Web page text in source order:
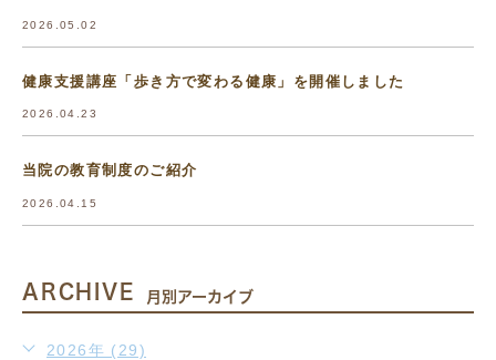
2026.05.02
健康支援講座「歩き方で変わる健康」を開催しました
2026.04.23
当院の教育制度のご紹介
2026.04.15
ARCHIVE 月別アーカイブ
2026年 (29)